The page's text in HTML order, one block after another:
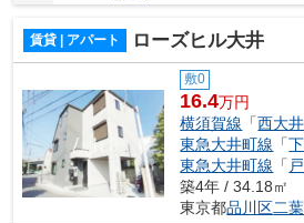
賃貸 | アパート ローズヒル大井
敷0
16.4万円
横須賀線 「西大井
東急大井町線 「
東急大井町線 「
築4年 / 34.18㎡
東京都品川区二葉